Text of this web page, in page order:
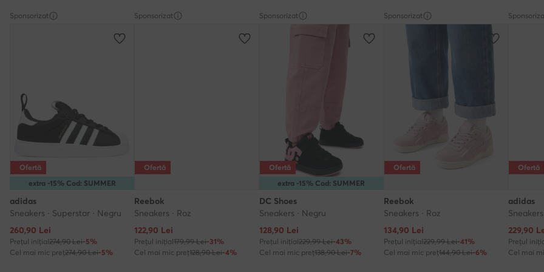
Sponsorizat
extra -15% Cod: SUMMER
Ofertă
adidas
Sneakers · Superstar · Negru
Prețul actual
260,90 Lei
Prețul inițial274,90 Lei-5%
Cel mai mic preț274,90 Lei-5%
Sponsorizat
Ofertă
Reebok
Sneakers · Roz
Prețul actual
122,90 Lei
Prețul inițial179,99 Lei-31%
Cel mai mic preț128,90 Lei-4%
Sponsorizat
extra -15% Cod: SUMMER
Ofertă
DC Shoes
Sneakers · Negru
Prețul actual
128,90 Lei
Prețul inițial229,99 Lei-43%
Cel mai mic preț138,90 Lei-7%
Sponsorizat
Ofertă
Reebok
Sneakers · Roz
Prețul actual
134,90 Lei
Prețul inițial229,99 Lei-41%
Cel mai mic preț144,90 Lei-6%
Ofertă
adidas
Prețul
229,90
Prețul
Cel mai